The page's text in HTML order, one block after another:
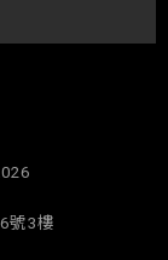
號3樓